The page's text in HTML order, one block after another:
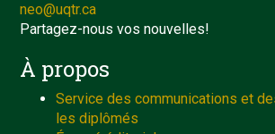
neo@uqtr.ca
Partagez-nous vos nouvelles!
À propos
Service des communications et
les diplômés